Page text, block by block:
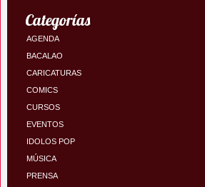
Categorías
AGENDA
BACALAO
CARICATURAS
COMICS
CURSOS
EVENTOS
IDOLOS POP
MÚSICA
PRENSA